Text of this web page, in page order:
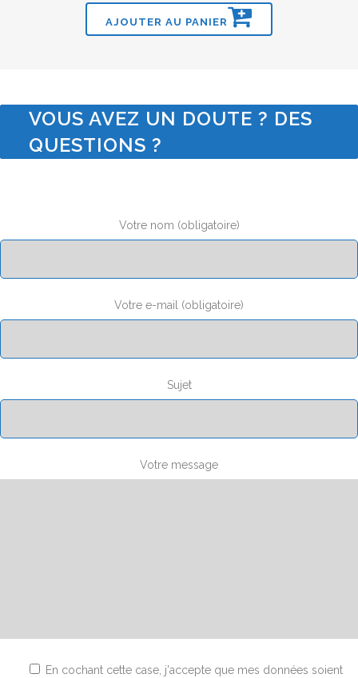
AJOUTER AU PANIER
VOUS AVEZ UN DOUTE ? DES
QUESTIONS ?
Votre nom (obligatoire)
Votre e-mail (obligatoire)
Sujet
Votre message
En cochant cette case, j'accepte que mes données soient